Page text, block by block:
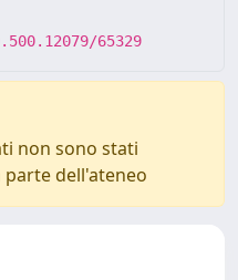
65329
non sono stati
dell'ateneo